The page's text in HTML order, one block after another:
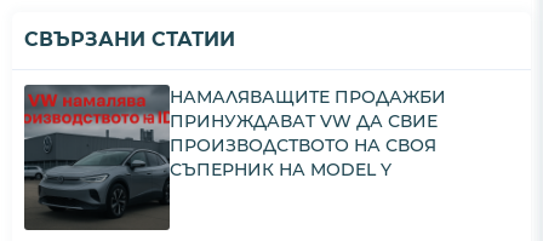
СВЪРЗАНИ СТАТИИ
НАМАЛЯВАЩИТЕ ПРОДАЖБИ
ПРИНУЖДАВАТ VW ДА СВИЕ
ПРОИЗВОДСТВОТО НА СВОЯ
СЪПЕРНИК НА MODEL Y